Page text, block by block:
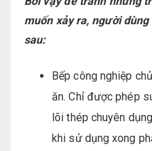
muốn xảy ra, người
sau:
Bếp công nghiệp
ăn. Chỉ được phép
lõi thép chuyên
khi sử dụng xong